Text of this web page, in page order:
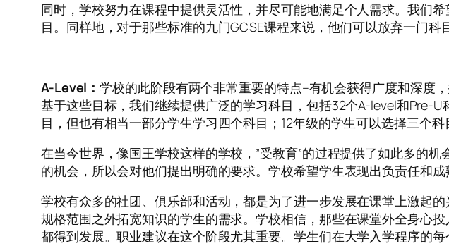
同时，学校努力在课程中提供灵活性，并尽可能地满足个人需求。我们
目。同样地，对于那些标准的九门GCSE课程来说，他们可以放弃一门科
A-Level：学校的此阶段有两个非常重要的特点–有机会获得广度和深度
基于这些目标，我们继续提供广泛的学习科目，包括32个A-level和Pre-
目，但也有相当一部分学生学习四个科目；12年级的学生可以选择三个科
在当今世界，像国王学校这样的学校，”受教育”的过程提供了如此多的
的机会，所以会对他们提出明确的要求。学校希望学生表现出负责任和
学校有众多的社团、俱乐部和活动，都是为了进一步发展在课堂上激起
规格范围之外拓宽知识的学生的需求。学校相信，那些在课堂外全身心
都得到发展。职业建议在这个阶段尤其重要。学生们在大学入学程序的每